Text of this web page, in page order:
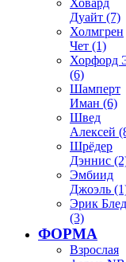
Дуайт (7)
Холмгрен
Чет (1)
Хорфорд
(6)
Шамперт
Иман (6)
Швед
Алексей
Шрёдер
Дэннис
Эмбиид
Джоэль
Эрик
(3)
ФОРМА
Взрослая